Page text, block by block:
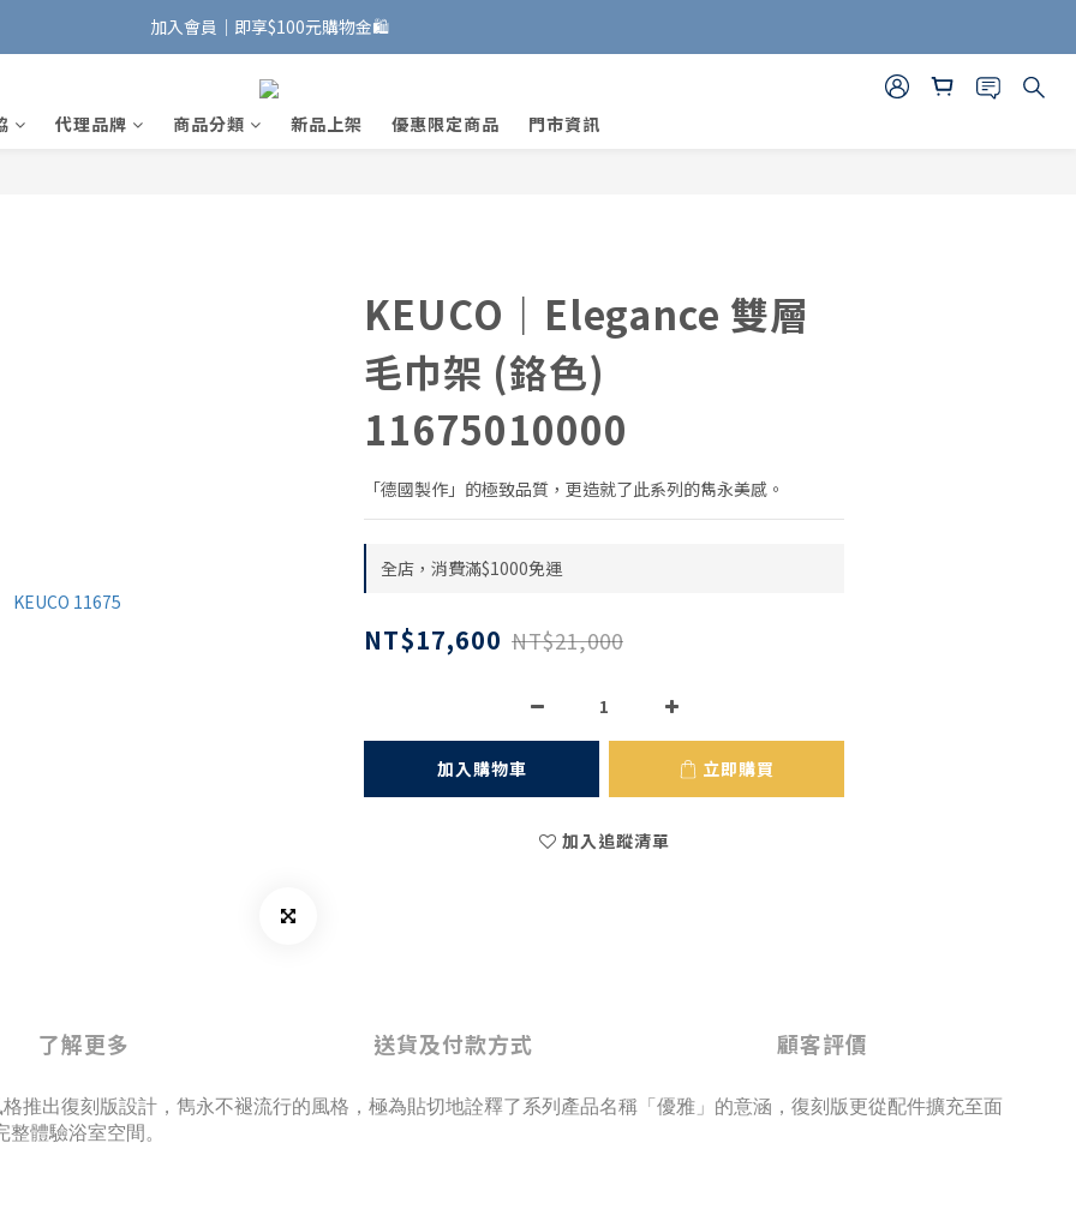
加入會員｜即享$100元購物金🛍️
加入會員｜即享$100元購物金🛍️
安裝維修服務｜Line ID @885wywfl
好友募集中｜官方Line ID @746aztjp
代理品牌 商品分類 新品上架 優惠限定商品 門市資訊
KEUCO｜Elegance 雙層
毛巾架 (鉻色)
11675010000
「德國製作」的極致品質，更造就了此系列的雋永美感。
全店，消費滿$1000免運
NT$17,600 NT$21,000
加入購物車 立即購買
加入追蹤清單
了解更多 送貨及付款方式 顧客評價
推出復刻版設計，雋永不褪流行的風格，極為貼切地詮釋了系列產品名稱「優雅」的意涵，復刻版更從配件擴充至面
體驗浴室空間。